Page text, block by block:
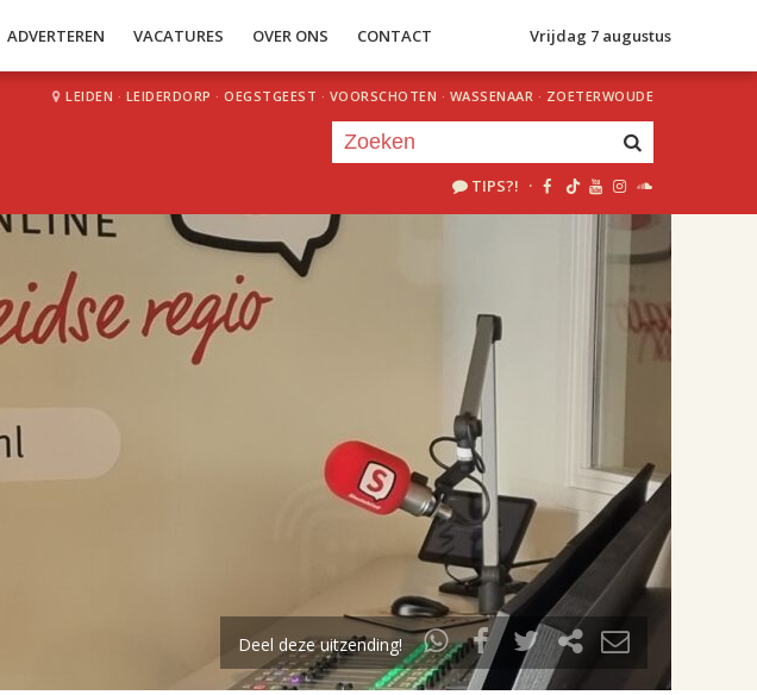
ADVERTEREN VACATURES OVER ONS CONTACT Vrijdag 7 augustus
LEIDEN · LEIDERDORP · OEGSTGEEST · VOORSCHOTEN · WASSENAAR · ZOETERWOUDE
TIPS?! ·
uur 1 van 2
Volgend uur
Deel deze uitzending!